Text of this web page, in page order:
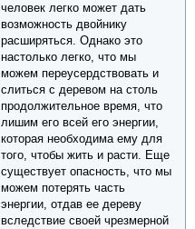
человек легко может дать
возможность двойнику
расширяться. Однако это
настолько легко, что мы
можем переусердствовать и
слиться с деревом на столь
продолжительное время, что
лишим его всей его энергии,
которая необходима ему для
того, чтобы жить и расти. Еще
существует опасность, что мы
можем потерять часть
энергии, отдав ее дереву
вследствие своей чрезмерной